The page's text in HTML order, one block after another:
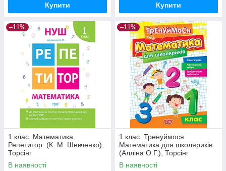
Купити Купити
–11%
1 клас. Математика.
Репетитор. (К. М. Шевченко),
Торсінг
В наявності
–11%
1 клас. Тренуймося.
Математика для школяриків
(Алліна О.Г.), Торсінг
В наявності